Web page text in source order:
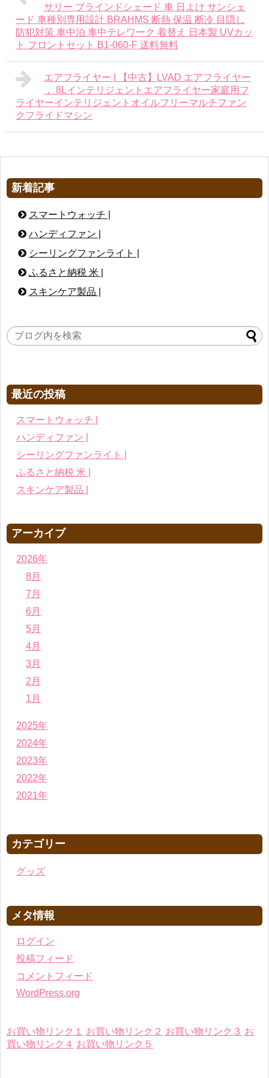
サリー ブラインドシェード 車 日よけ サンシェ
ード 車種別専用設計 BRAHMS 断熱 保温 断冷 目隠し
防犯対策 車中泊 車中テレワーク 着替え 日本製 UVカッ
ト フロントセット B1-060-F 送料無料
エアフライヤー | 【中古】LVAD エアフライヤー
， 8Lインテリジェントエアフライヤー家庭用フ
ライヤーインテリジェントオイルフリーマルチファン
クフライドマシン
新着記事
スマートウォッチ |
ハンディファン |
シーリングファンライト |
ふるさと納税 米 |
スキンケア製品 |
最近の投稿
スマートウォッチ |
ハンディファン |
シーリングファンライト |
ふるさと納税 米 |
スキンケア製品 |
アーカイブ
2026年
8月
7月
6月
5月
4月
3月
2月
1月
2025年
2024年
2023年
2022年
2021年
カテゴリー
グッズ
メタ情報
ログイン
投稿フィード
コメントフィード
WordPress.org
お買い物リンク１ お買い物リンク２ お買い物リンク３ お
買い物リンク４ お買い物リンク５